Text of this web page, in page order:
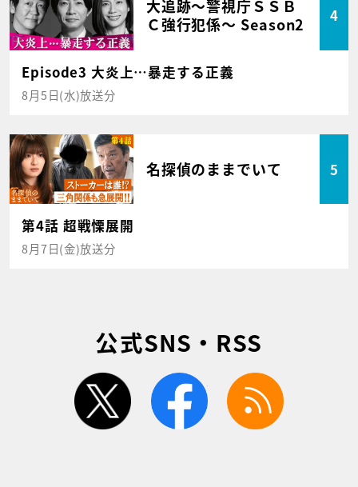
大追跡～警視庁ＳＳＢ
Ｃ強行犯係～ Season2
4
Episode3 大炎上…暴走する正義
8月5日(水)放送分
名探偵のままでいて 5
第4話 超戦慄展開
8月7日(金)放送分
公式SNS・RSS
twitter facebook